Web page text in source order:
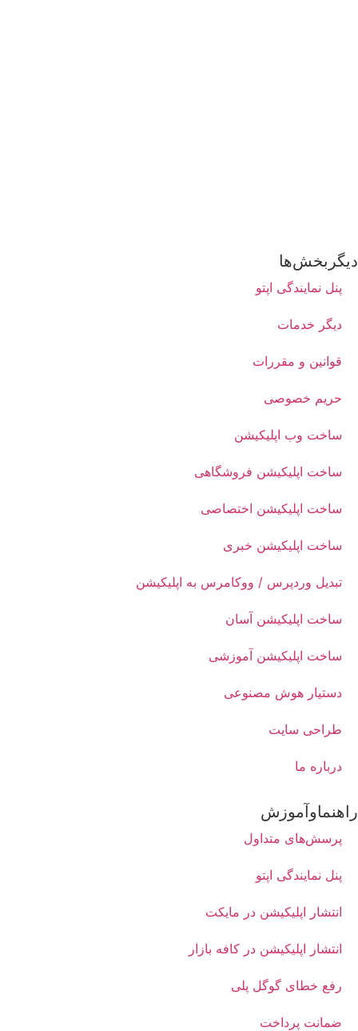
پنل نمایندگی اپتو
دیگر خدمات
قوانین و مقررات
حریم خصوصی
ساخت وب اپلیکیشن
ساخت اپلیکیشن فروشگاهی
ساخت اپلیکیشن اختصاصی
ساخت اپلیکیشن خبری
تبدیل وردپرس / ووکامرس به اپلیکیشن
ساخت اپلیکیشن آسان
ساخت اپلیکیشن آموزشی
دستیار هوش مصنوعی
طراحی سایت
درباره ما
پرسش‌های متداول
پنل نمایندگی اپتو
انتشار اپلیکیشن در مایکت
انتشار اپلیکیشن در کافه بازار
رفع خطای گوگل پلی
ضمانت پرداخت